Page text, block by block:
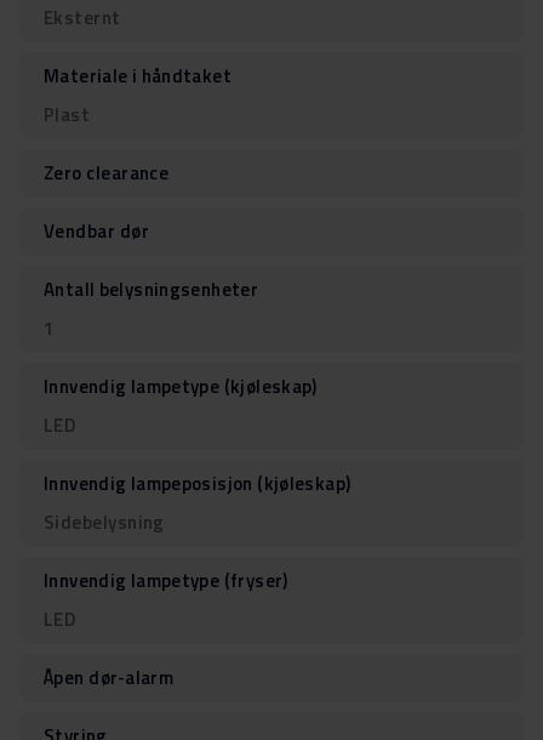
Eksternt
Materiale i håndtaket
Plast
Zero clearance
Vendbar dør
Antall belysningsenheter
1
Innvendig lampetype (kjøleskap)
LED
Innvendig lampeposisjon (kjøleskap)
Sidebelysning
Innvendig lampetype (fryser)
LED
Åpen dør-alarm